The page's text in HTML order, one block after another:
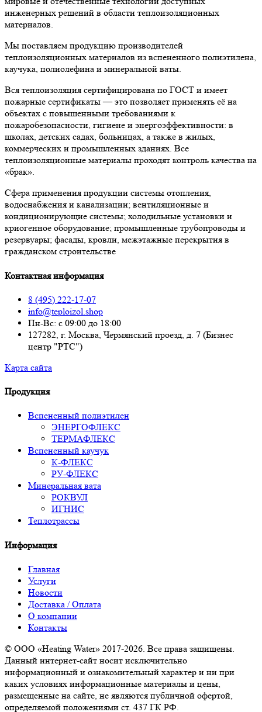
инженерных решений в области теплоизоляционных
материалов.
Мы поставляем продукцию производителей
теплоизоляционных материалов из вспененного полиэтилена,
каучука, полиолефина и минеральной ваты.
Вся теплоизоляция сертифицирована по ГОСТ и имеет
пожарные сертификаты — это позволяет применять её на
объектах с повышенными требованиями к
пожаробезопасности, гигиене и энергоэффективности: в
школах, детских садах, больницах, а также в жилых,
коммерческих и промышленных зданиях. Все
теплоизоляционные материалы проходят контроль качества на
«брак».
Сфера применения продукции системы отопления,
водоснабжения и канализации; вентиляционные и
кондиционирующие системы; холодильные установки и
криогенное оборудование; промышленные трубопроводы и
резервуары; фасады, кровли, межэтажные перекрытия в
гражданском строительстве
Контактная информация
8 (495) 222-17-07
info@teploizol.shop
Пн-Вс: с 09:00 до 18:00
127282, г. Москва, Чермянский проезд, д. 7 (Бизнес
центр "РТС")
Карта сайта
Продукция
Вспененный полиэтилен
ЭНЕРГОФЛЕКС
ТЕРМАФЛЕКС
Вспененный каучук
К-ФЛЕКС
РУ-ФЛЕКС
Минеральная вата
РОКВУЛ
ИГНИС
Теплотрассы
Информация
Главная
Услуги
Новости
Доставка / Оплата
О компании
Контакты
© ООО «Heating Water» 2017-2026. Все права защищены.
Данный интернет-сайт носит исключительно
информационный и ознакомительный характер и ни при
каких условиях информационные материалы и цены,
размещенные на сайте, не являются публичной офертой,
определяемой положениями ст. 437 ГК РФ.